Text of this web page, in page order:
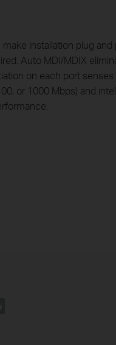
installation plug and
Auto MDI/MDIX
on each port senses
or 1000 Mbps) and